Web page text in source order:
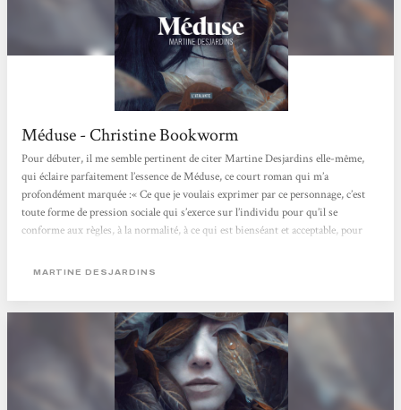
Méduse - Christine Bookworm
Pour débuter, il me semble pertinent de citer Martine Desjardins elle-même,
qui éclaire parfaitement l’essence de Méduse, ce court roman qui m’a
profondément marquée :« Ce que je voulais exprimer par ce personnage, c’est
toute forme de pression sociale qui s’exerce sur l’individu pour qu’il se
conforme aux règles, à la normalité, à ce qui est bienséant et acceptable, pour
peut pas y répondre et qu’il est écarté ? »Ce roman se distingue...
MARTINE DESJARDINS